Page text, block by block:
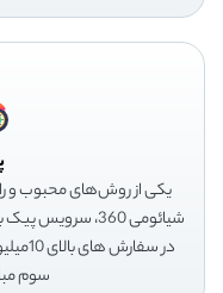
یکی از روش‌های محبوب و
شیائومی 360،
در
سوم